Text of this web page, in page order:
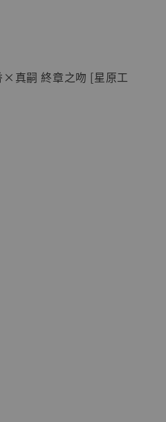
×真嗣 終章之吻 [星原工